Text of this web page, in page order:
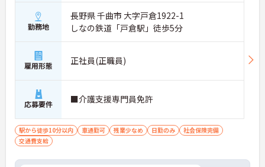
勤務地
長野県 千曲市 大字戸倉1922-1
しなの鉄道「戸倉駅」徒歩5分
雇用形態 正社員(正職員)
応募要件 ■介護支援専門員免許
駅から徒歩10分以内 車通勤可 残業少なめ 日勤のみ
社会保険完備
交通費支給